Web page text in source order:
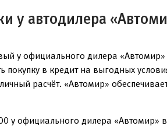
у автодилера
у официального дилера
покупку в кредит на выгодных
расчёт. «Автомир»
у официального дилера «Автомир»